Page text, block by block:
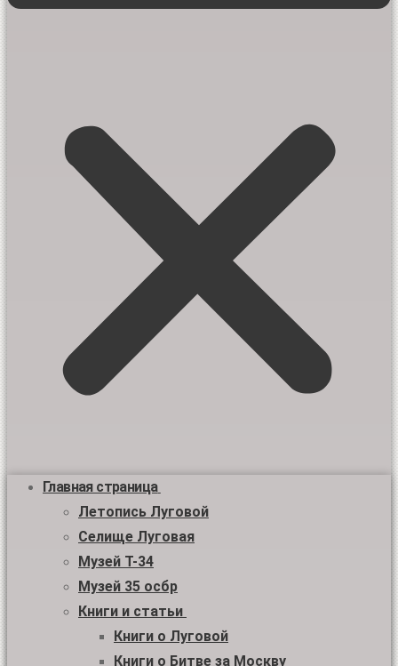
Главная страница
Летопись Луговой
Селище Луговая
Музей Т-34
Музей 35 осбр
Книги и статьи
Книги о Луговой
Книги о Битве за Москву